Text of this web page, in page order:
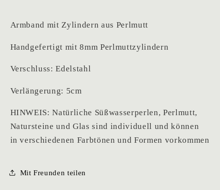
Armband mit Zylindern aus Perlmutt
Handgefertigt mit 8mm Perlmuttzylindern
Verschluss: Edelstahl
Verlängerung: 5cm
HINWEIS: Natürliche Süßwasserperlen, Perlmutt,
Natursteine und Glas sind individuell und können
in verschiedenen Farbtönen und Formen vorkommen
Mit Freunden teilen